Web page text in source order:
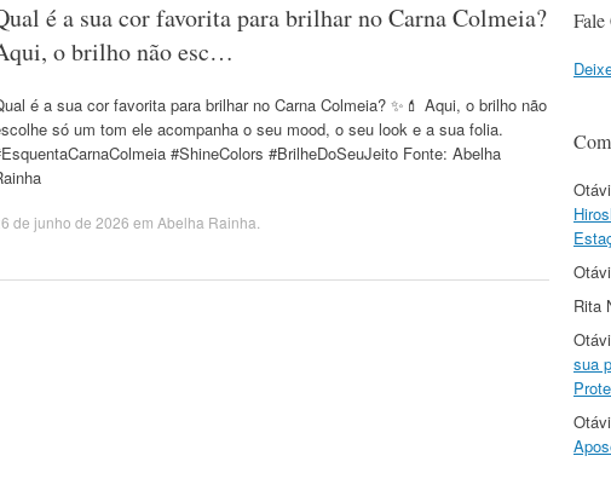
é a sua cor favorita para brilhar no Carna Colmeia?
o brilho não esc…
é a sua cor favorita para brilhar no Carna Colmeia? ✨💄 Aqui, o brilho não
só um tom ele acompanha o seu mood, o seu look e a sua folia.
#ShineColors #BrilheDoSeuJeito Fonte: Abelha
de junho de 2026 em Abelha Rainha
Fale
Rita
sua